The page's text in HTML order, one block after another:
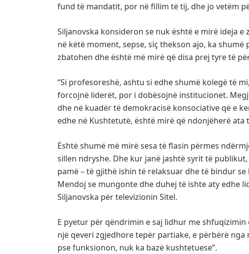
fund të mandatit, por në fillim të tij, dhe jo vetëm
Siljanovska konsideron se nuk është e mirë ideja
në këtë moment, sepse, siç thekson ajo, ka
zbatohen dhe është më mirë që disa prej tyre të
“Si profesoreshë, ashtu si edhe shumë kolegë të
forcojnë liderët, por i dobësojnë institucionet.
dhe në kuadër të demokracisë konsociative që e
edhe në Kushtetutë, është mirë që ndonjëherë ata
Është shumë më mirë sesa të flasin përmes
sillen ndryshe. Dhe kur janë jashtë syrit të
pamë – të gjithë ishin të relaksuar dhe të bindur
Mendoj se mungonte dhe duhej të ishte aty edhe
Siljanovska për televizionin Sitel.
E pyetur për qëndrimin e saj lidhur me shfuqizimin
një qeveri zgjedhore tepër partiake, e përbërë
pse funksionon, nuk ka bazë kushtetuese”.